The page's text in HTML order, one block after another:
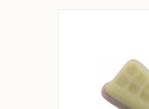
Boeren Roomijs
Desembrood